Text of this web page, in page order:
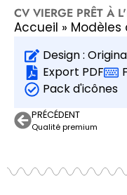
CV VIERGE PRÊT À
Accueil » Modèles
Design :
Export PDF
Pack d'icônes
PRÉCÉDENT
Qualité premium